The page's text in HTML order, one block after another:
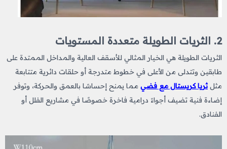
2. الثريات الطويلة متعددة المستويات
الثريات الطويلة هي الخيار المثالي للأسقف العالية والمداخل الممتدة على
طابقين وتتدلى من الأعلى في خطوط متدرجة أو حلقات دائرية متتابعة
مثلثريا كريستال مع فضي مما يمنح إحساسًا بالعمق والحركة، وتوفر
إضاءة فنية تضيف أجواءً درامية فاخرة خصوصًا في مشاريع الفلل أو
الفنادق.